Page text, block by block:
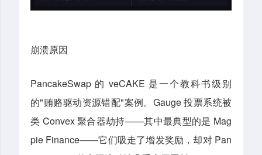
崩溃原因
PancakeSwap 的 veCAKE 是一个教科书级别
的"贿赂驱动资源错配"案例。Gauge 投票系统被
类 Convex 聚合器劫持——其中最典型的是 Mag
pie Finance——它们吸走了增发奖励，却对 Pan